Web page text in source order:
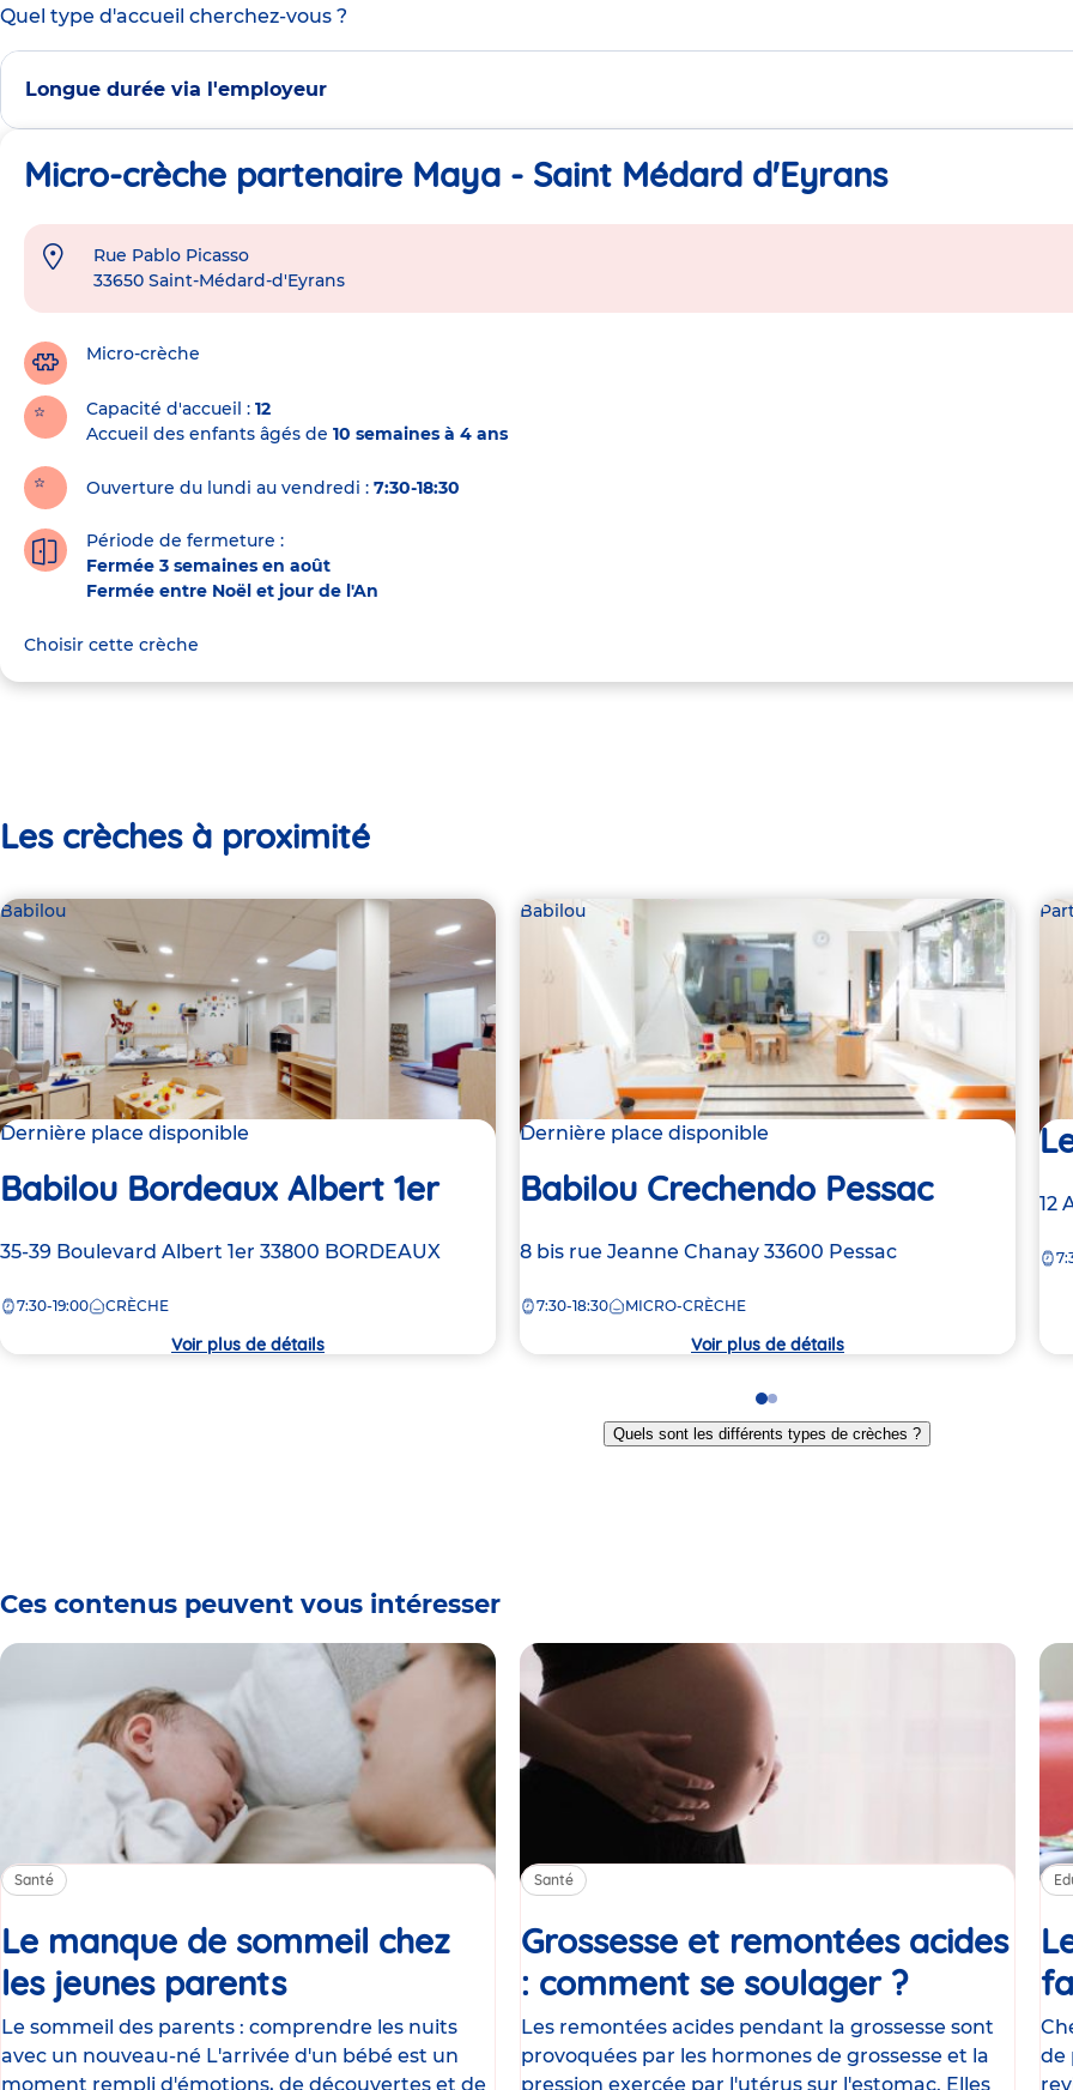
Quel type d'accueil cherchez-vous ?
Longue durée via l'employeur
Micro-crèche partenaire Maya - Saint Médard d'Eyrans
Adresse
crèche
Rue Pablo Picasso
33650 Saint-Médard-d'Eyrans
Micro-crèche
Capacité d'accueil
12
Accueil des enfants âgés de 10 semaines à 4 ans
Ouverture du lundi au vendredi : 7:30-18:30
Période de fermeture :
Fermée 3 semaines en août
Fermée entre Noël et jour de l'An
Choisir cette crèche
Les crèches à proximité
Babilou
Dernière place disponible
Babilou Bordeaux Albert 1er
Adresse
la
35-39 Boulevard Albert 1er 33800 BORDEAUX
7:30-19:00 CRÈCHE
Voir plus de détails
Babilou
Dernière place disponible
Babilou Crechendo Pessac
Adresse
la
8 bis rue Jeanne Chanay 33600 Pessac
7:30-18:30 MICRO-CRÈCHE
Voir plus de détails
la
12
Go
to
slide
Go
to
slide
Quels sont les différents types de crèches ?
Ces contenus peuvent vous intéresser
Santé
Le manque de sommeil chez
les jeunes parentsArticle
Le sommeil des parents : comprendre les nuits
avec un nouveau-né L'arrivée d'un bébé est un
moment rempli d'émotions, de découvertes et de
Santé
Grossesse et remontées acides
: comment se soulager ?Article
Les remontées acides pendant la grossesse sont
provoquées par les hormones de grossesse et la
pression exercée par l'utérus sur l'estomac. Elles
de